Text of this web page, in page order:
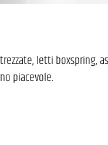
letti boxspring,
piacevole.